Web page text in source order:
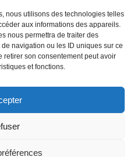
nous utilisons des technologies telles
aux informations des appareils.
nous permettra de traiter des
navigation ou les ID uniques sur ce
retirer son consentement peut avoir
et fonctions.
Générales de Ventes
légales
Mon compte
Politique de cookies (UE)